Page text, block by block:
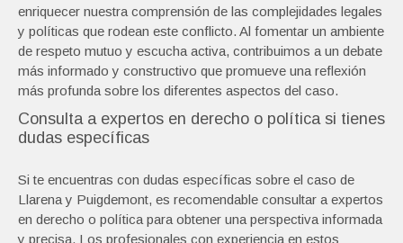
enriquecer nuestra comprensión de las complejidades legales
y políticas que rodean este conflicto. Al fomentar un ambiente
de respeto mutuo y escucha activa, contribuimos a un debate
más informado y constructivo que promueve una reflexión
más profunda sobre los diferentes aspectos del caso.
Consulta a expertos en derecho o política si tienes
dudas específicas
Si te encuentras con dudas específicas sobre el caso de
Llarena y Puigdemont, es recomendable consultar a expertos
en derecho o política para obtener una perspectiva informada
y precisa. Los profesionales con experiencia en estos